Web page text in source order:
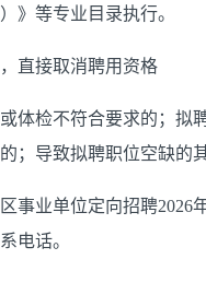
》等专业目录执行。
直接取消聘用资格
体检不符合要求的；拟
；导致拟聘职位空缺的
事业单位定向招聘2026
电话。